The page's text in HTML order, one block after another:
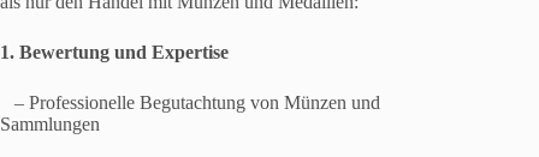
1. Bewertung und Expertise
– Professionelle Begutachtung von Münzen und
Sammlungen